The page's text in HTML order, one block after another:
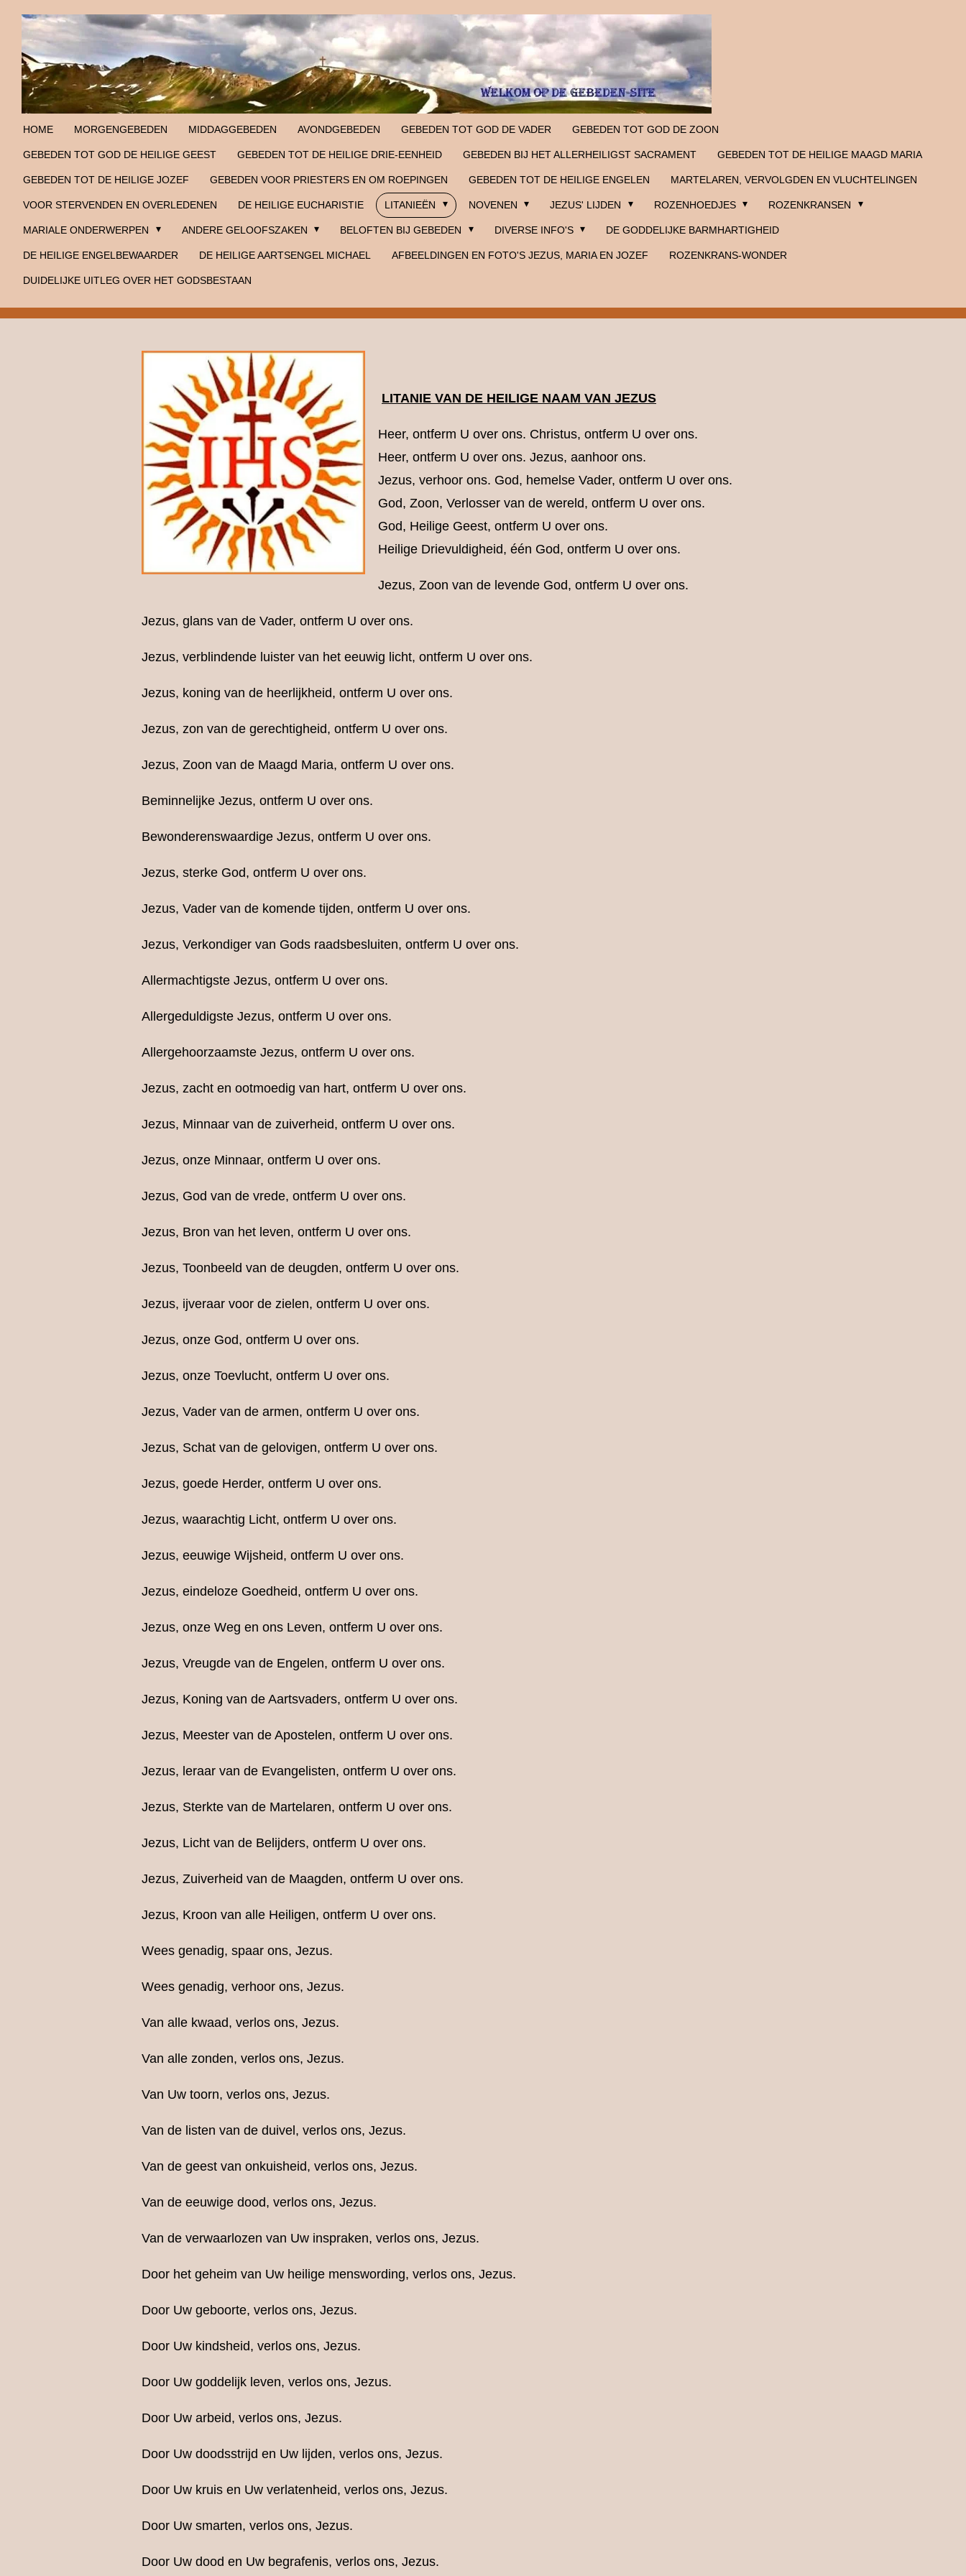
Ga
direct
naar
hoofdinhoud
HOME MORGENGEBEDEN MIDDAGGEBEDEN AVONDGEBEDEN GEBEDEN TOT GOD DE VADER GEBEDEN TOT GOD DE ZOON
GEBEDEN TOT GOD DE HEILIGE GEEST GEBEDEN TOT DE HEILIGE DRIE-EENHEID GEBEDEN BIJ HET ALLERHEILIGST SACRAMENT GEBEDEN TOT DE HEILIGE MAAGD MARIA
GEBEDEN TOT DE HEILIGE JOZEF GEBEDEN VOOR PRIESTERS EN OM ROEPINGEN GEBEDEN TOT DE HEILIGE ENGELEN MARTELAREN, VERVOLGDEN EN VLUCHTELINGEN
VOOR STERVENDEN EN OVERLEDENEN DE HEILIGE EUCHARISTIE LITANIEËN NOVENEN JEZUS' LIJDEN ROZENHOEDJES ROZENKRANSEN
MARIALE ONDERWERPEN ANDERE GELOOFSZAKEN BELOFTEN BIJ GEBEDEN DIVERSE INFO'S DE GODDELIJKE BARMHARTIGHEID
DE HEILIGE ENGELBEWAARDER DE HEILIGE AARTSENGEL MICHAEL AFBEELDINGEN EN FOTO'S JEZUS, MARIA EN JOZEF ROZENKRANS-WONDER
DUIDELIJKE UITLEG OVER HET GODSBESTAAN
LITANIE VAN DE HEILIGE NAAM VAN JEZUS
Heer, ontferm U over ons. Christus, ontferm U over ons.
Heer, ontferm U over ons. Jezus, aanhoor ons.
Jezus, verhoor ons. God, hemelse Vader, ontferm U over ons.
God, Zoon, Verlosser van de wereld, ontferm U over ons.
God, Heilige Geest, ontferm U over ons.
Heilige Drievuldigheid, één God, ontferm U over ons.
Jezus, Zoon van de levende God, ontferm U over ons.
Jezus, glans van de Vader, ontferm U over ons.
Jezus, verblindende luister van het eeuwig licht, ontferm U over ons.
Jezus, koning van de heerlijkheid, ontferm U over ons.
Jezus, zon van de gerechtigheid, ontferm U over ons.
Jezus, Zoon van de Maagd Maria, ontferm U over ons.
Beminnelijke Jezus, ontferm U over ons.
Bewonderenswaardige Jezus, ontferm U over ons.
Jezus, sterke God, ontferm U over ons.
Jezus, Vader van de komende tijden, ontferm U over ons.
Jezus, Verkondiger van Gods raadsbesluiten, ontferm U over ons.
Allermachtigste Jezus, ontferm U over ons.
Allergeduldigste Jezus, ontferm U over ons.
Allergehoorzaamste Jezus, ontferm U over ons.
Jezus, zacht en ootmoedig van hart, ontferm U over ons.
Jezus, Minnaar van de zuiverheid, ontferm U over ons.
Jezus, onze Minnaar, ontferm U over ons.
Jezus, God van de vrede, ontferm U over ons.
Jezus, Bron van het leven, ontferm U over ons.
Jezus, Toonbeeld van de deugden, ontferm U over ons.
Jezus, ijveraar voor de zielen, ontferm U over ons.
Jezus, onze God, ontferm U over ons.
Jezus, onze Toevlucht, ontferm U over ons.
Jezus, Vader van de armen, ontferm U over ons.
Jezus, Schat van de gelovigen, ontferm U over ons.
Jezus, goede Herder, ontferm U over ons.
Jezus, waarachtig Licht, ontferm U over ons.
Jezus, eeuwige Wijsheid, ontferm U over ons.
Jezus, eindeloze Goedheid, ontferm U over ons.
Jezus, onze Weg en ons Leven, ontferm U over ons.
Jezus, Vreugde van de Engelen, ontferm U over ons.
Jezus, Koning van de Aartsvaders, ontferm U over ons.
Jezus, Meester van de Apostelen, ontferm U over ons.
Jezus, leraar van de Evangelisten, ontferm U over ons.
Jezus, Sterkte van de Martelaren, ontferm U over ons.
Jezus, Licht van de Belijders, ontferm U over ons.
Jezus, Zuiverheid van de Maagden, ontferm U over ons.
Jezus, Kroon van alle Heiligen, ontferm U over ons.
Wees genadig, spaar ons, Jezus.
Wees genadig, verhoor ons, Jezus.
Van alle kwaad, verlos ons, Jezus.
Van alle zonden, verlos ons, Jezus.
Van Uw toorn, verlos ons, Jezus.
Van de listen van de duivel, verlos ons, Jezus.
Van de geest van onkuisheid, verlos ons, Jezus.
Van de eeuwige dood, verlos ons, Jezus.
Van de verwaarlozen van Uw inspraken, verlos ons, Jezus.
Door het geheim van Uw heilige menswording, verlos ons, Jezus.
Door Uw geboorte, verlos ons, Jezus.
Door Uw kindsheid, verlos ons, Jezus.
Door Uw goddelijk leven, verlos ons, Jezus.
Door Uw arbeid, verlos ons, Jezus.
Door Uw doodsstrijd en Uw lijden, verlos ons, Jezus.
Door Uw kruis en Uw verlatenheid, verlos ons, Jezus.
Door Uw smarten, verlos ons, Jezus.
Door Uw dood en Uw begrafenis, verlos ons, Jezus.